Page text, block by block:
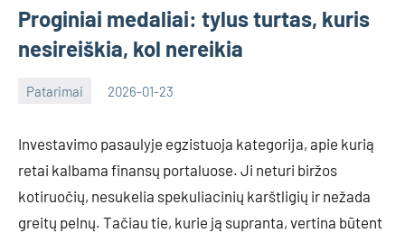
Proginiai medaliai: tylus turtas, kuris
nesireiškia, kol nereikia
Patarimai 2026-01-23
Investavimo pasaulyje egzistuoja kategorija, apie kurią
retai kalbama finansų portaluose. Ji neturi biržos
kotiruočių, nesukelia spekuliacinių karštligių ir nežada
greitų pelnų. Tačiau tie, kurie ją supranta, vertina būtent